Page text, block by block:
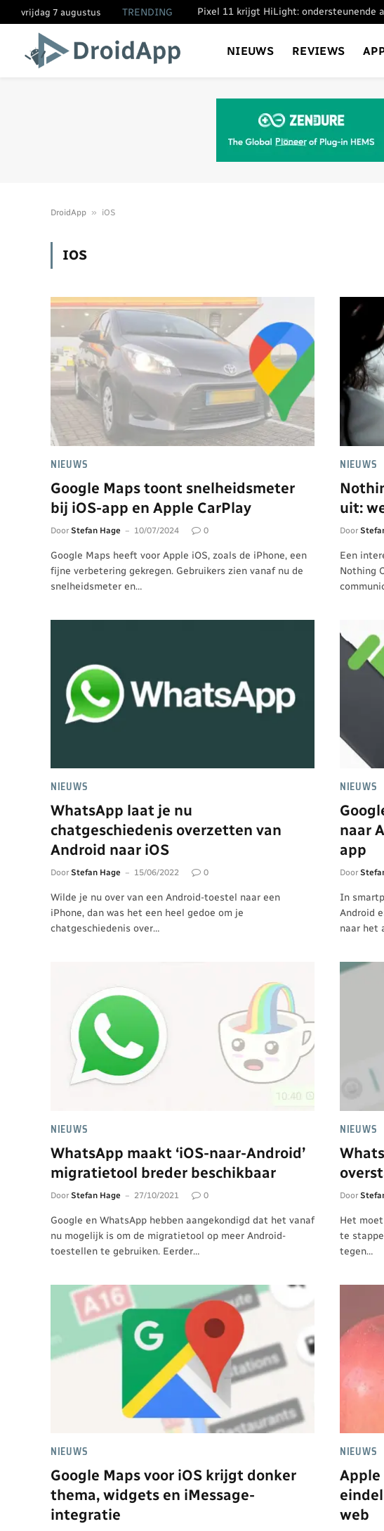
vrijdag 7 augustus TRENDING Pixel 11 krijgt HiLight: ondersteunende
NIEUWS REVIEWS
DroidApp » iOS
IOS
NIEUWS
Google Maps toont snelheidsmeter
bij iOS-app en Apple CarPlay
Door Stefan Hage 10/07/2024 0
Google Maps heeft voor Apple iOS, zoals de iPhone, een
fijne verbetering gekregen. Gebruikers zien vanaf nu de
snelheidsmeter en…
NIEUWS
uit:
Door
Een
Nothing
NIEUWS
WhatsApp laat je nu
chatgeschiedenis overzetten van
Android naar iOS
Door Stefan Hage 15/06/2022 0
Wilde je nu over van een Android-toestel naar een
iPhone, dan was het een heel gedoe om je
chatgeschiedenis over…
NIEUWS
naar
app
Door
In
Android
naar het
NIEUWS
WhatsApp maakt ‘iOS-naar-Android’
migratietool breder beschikbaar
Door Stefan Hage 27/10/2021 0
Google en WhatsApp hebben aangekondigd dat het vanaf
nu mogelijk is om de migratietool op meer Android-
toestellen te gebruiken. Eerder…
NIEUWS
Door
Het
te
tegen…
NIEUWS
Google Maps voor iOS krijgt donker
thema, widgets en iMessage-
integratie
NIEUWS
Apple
web